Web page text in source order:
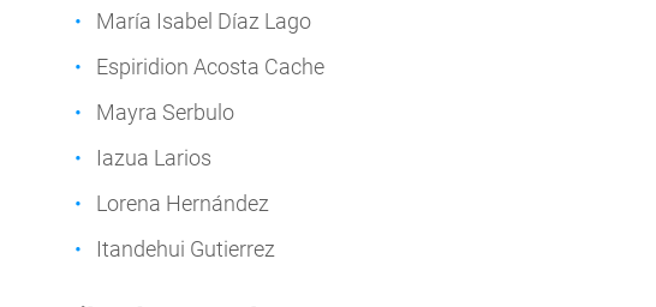
María Isabel Díaz Lago
Espiridion Acosta Cache
Mayra Serbulo
Iazua Larios
Lorena Hernández
Itandehui Gutierrez